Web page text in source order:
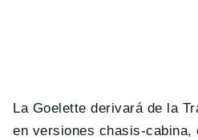
La Goelette derivará de la
en versiones chasis-cabina,